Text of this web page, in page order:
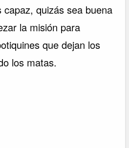
quizás sea buena
la misión para
que dejan los
los matas.